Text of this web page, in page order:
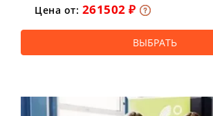
Цена от: 261502 ₽
ВЫБРАТЬ